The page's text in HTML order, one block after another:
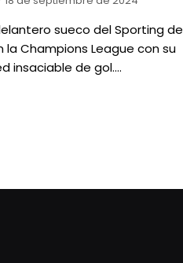
sueco del Sporting de
la Champions League con su
insaciable de gol.…